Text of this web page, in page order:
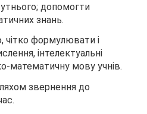
допомогти
знань.
чітко формулювати і
інтелектуальні
математичну мову учнів.
звернення до